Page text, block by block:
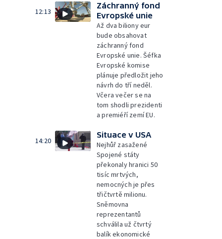
12:13
Záchranný fond
Evropské unie
Až dva biliony eur
bude obsahovat
záchranný fond
Evropské unie. Šéfka
Evropské komise
plánuje předložit jeho
návrh do tří neděl.
Včera večer se na
tom shodli prezidenti
a premiéří zemí EU.
14:20
Situace v USA
Nejhůř zasažené
Spojené státy
překonaly hranici 50
tisíc mrtvých,
nemocných je přes
třičtvrtě milionu.
Sněmovna
reprezentantů
schválila už čtvrtý
balík ekonomické